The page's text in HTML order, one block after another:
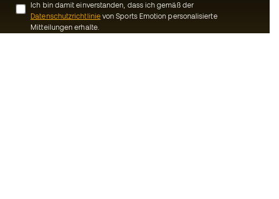
Ich bin damit einverstanden, dass ich gemäß der
Datenschutzrichtlinievon Sports Emotion personalisierte
Mitteilungen erhalte.